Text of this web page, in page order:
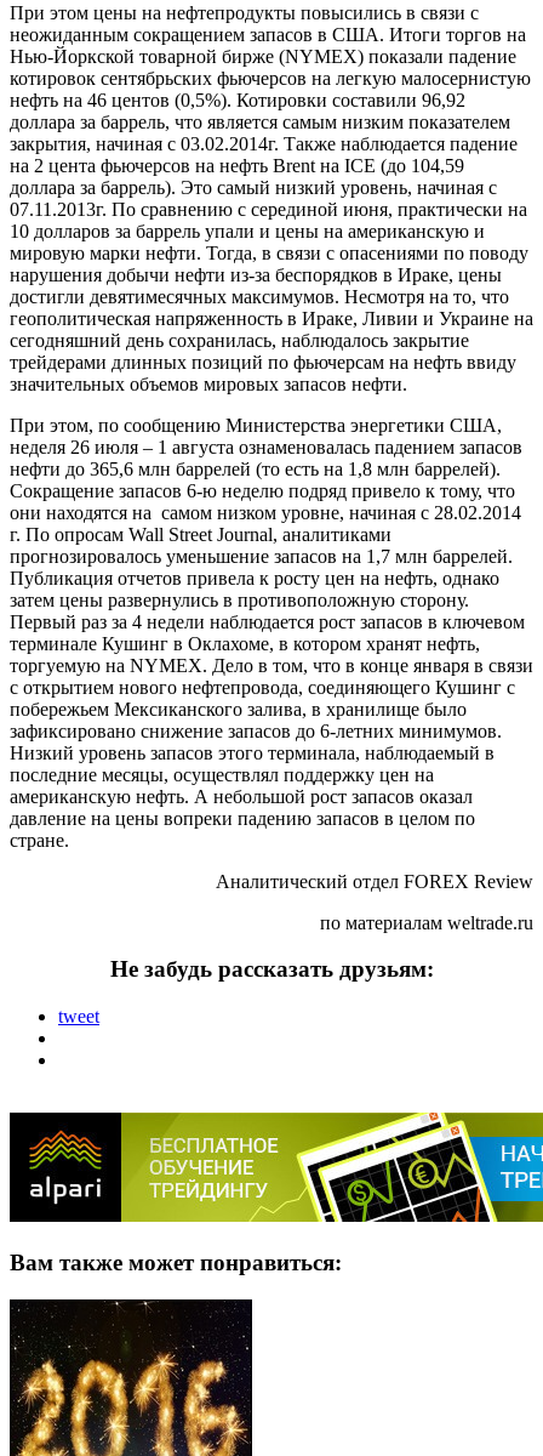
При этом цены на нефтепродукты повысились в связи с
неожиданным сокращением запасов в США. Итоги торгов на
Нью-Йоркской товарной бирже (NYMEX) показали падение
котировок сентябрьских фьючерсов на легкую малосернистую
нефть на 46 центов (0,5%). Котировки составили 96,92
доллара за баррель, что является самым низким показателем
закрытия, начиная с 03.02.2014г. Также наблюдается падение
на 2 цента фьючерсов на нефть Brent на ICE (до 104,59
доллара за баррель). Это самый низкий уровень, начиная с
07.11.2013г. По сравнению с серединой июня, практически на
10 долларов за баррель упали и цены на американскую и
мировую марки нефти. Тогда, в связи с опасениями по поводу
нарушения добычи нефти из-за беспорядков в Ираке, цены
достигли девятимесячных максимумов. Несмотря на то, что
геополитическая напряженность в Ираке, Ливии и Украине на
сегодняшний день сохранилась, наблюдалось закрытие
трейдерами длинных позиций по фьючерсам на нефть ввиду
значительных объемов мировых запасов нефти.
При этом, по сообщению Министерства энергетики США,
неделя 26 июля – 1 августа ознаменовалась падением запасов
нефти до 365,6 млн баррелей (то есть на 1,8 млн баррелей).
Сокращение запасов 6-ю неделю подряд привело к тому, что
они находятся на самом низком уровне, начиная с 28.02.2014
г. По опросам Wall Street Journal, аналитиками
прогнозировалось уменьшение запасов на 1,7 млн баррелей.
Публикация отчетов привела к росту цен на нефть, однако
затем цены развернулись в противоположную сторону.
Первый раз за 4 недели наблюдается рост запасов в ключевом
терминале Кушинг в Оклахоме, в котором хранят нефть,
торгуемую на NYMEX. Дело в том, что в конце января в связи
с открытием нового нефтепровода, соединяющего Кушинг с
побережьем Мексиканского залива, в хранилище было
зафиксировано снижение запасов до 6-летних минимумов.
Низкий уровень запасов этого терминала, наблюдаемый в
последние месяцы, осуществлял поддержку цен на
американскую нефть. А небольшой рост запасов оказал
давление на цены вопреки падению запасов в целом по
стране.
Аналитический отдел FOREX Review
по материалам weltrade.ru
Не забудь рассказать друзьям:
tweet
Вам также может понравиться: